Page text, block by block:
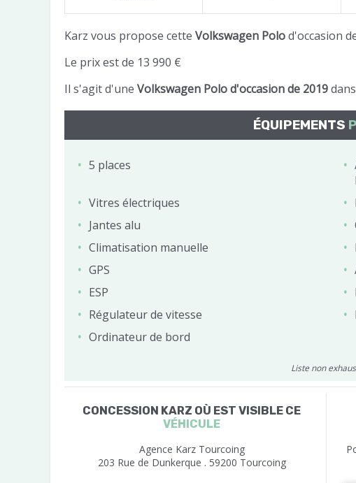
Karz vous propose cette Volkswagen Polod'occasion
Le prix est de 13 990 €
Il s'agit d'une Volkswagen Polo d'occasion de 2019
ÉQUIPEMENTS
5 places
Vitres électriques
Jantes alu
Climatisation manuelle
GPS
ESP
Régulateur de vitesse
Ordinateur de bord
Liste non
CONCESSION KARZ OÙ EST VISIBLE CE
VÉHICULE
Agence Karz Tourcoing
203 Rue de Dunkerque . 59200 Tourcoing